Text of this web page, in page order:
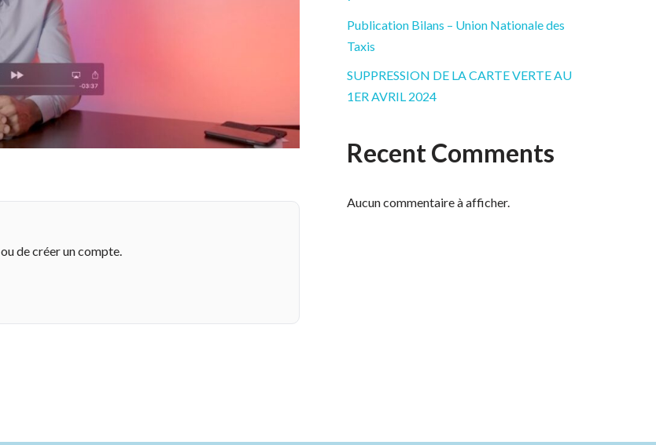
de créer un compte.
Publication Bilans – Union Nationale des
Taxis
SUPPRESSION DE LA CARTE VERTE AU
1ER AVRIL 2024
Recent Comments
Aucun commentaire à afficher.